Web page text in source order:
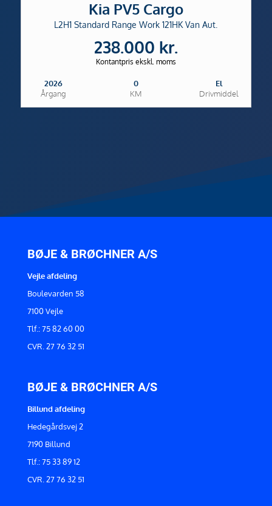
Kia PV5 Cargo
L2H1 Standard Range Work 121HK Van Aut.
238.000 kr.
Kontantpris ekskl. moms
2026
Årgang
0
KM
El
Drivmiddel
BØJE & BRØCHNER A/S
Vejle afdeling
Boulevarden 58
7100 Vejle
Tlf.: 75 82 60 00
CVR. 27 76 32 51
BØJE & BRØCHNER A/S
Billund afdeling
Hedegårdsvej 2
7190 Billund
Tlf.: 75 33 89 12
CVR. 27 76 32 51